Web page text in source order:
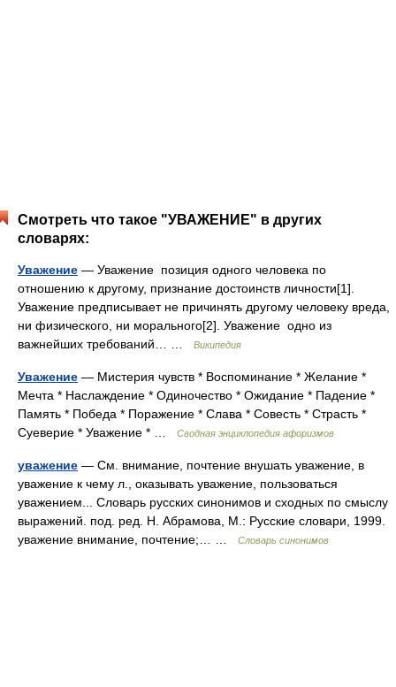
Смотреть что такое "УВАЖЕНИЕ" в других
словарях:
Уважение — Уважение позиция одного человека по
отношению к другому, признание достоинств личности[1].
Уважение предписывает не причинять другому человеку вреда,
ни физического, ни морального[2]. Уважение одно из
важнейших требований… …
Википедия
Уважение — Мистерия чувств * Воспоминание * Желание *
Мечта * Наслаждение * Одиночество * Ожидание * Падение *
Память * Победа * Поражение * Слава * Совесть * Страсть *
Суеверие * Уважение * …
Сводная энциклопедия афоризмов
уважение — См. внимание, почтение внушать уважение, в
уважение к чему л., оказывать уважение, пользоваться
уважением... Словарь русских синонимов и сходных по смыслу
выражений. под. ред. Н. Абрамова, М.: Русские словари, 1999.
уважение внимание, почтение;… …
Словарь синонимов